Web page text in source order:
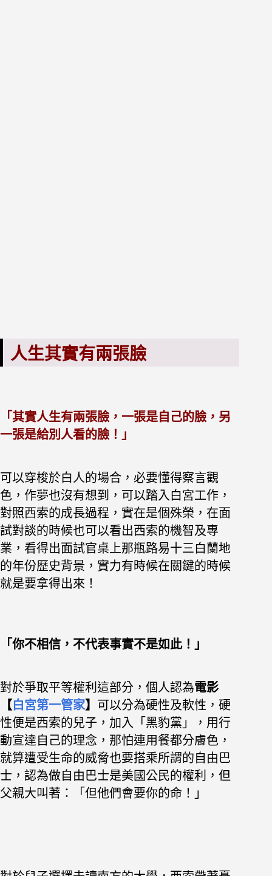
人生其實有兩張臉
「 其實人生有兩張臉，一張是自己的臉， 另
一張是給別人看的臉！」
可以穿梭於白人的場合，必要懂得察言觀
色， 作夢也沒有想到，可以踏入白宮工作，
對照西索的成長過程，實在是個殊榮， 在面
試對談的時候也可以看出西索的機智及專
業， 看得出面試官桌上那瓶路易十三白蘭地
的年份歷史背景， 實力有時候在關鍵的時候
就是要拿得出來！
「你不相信，不代表事實不是如此！」
對於爭取平等權利這部分，個人認為電影
【白宮第一管家】 可以分為硬性及軟性， 硬
性便是西索的兒子，加入「黑豹黨」， 用行
動宣達自己的理念，那怕連用餐都分膚色，
就算遭受生命的威脅也要搭乘所謂的自由巴
士， 認為做自由巴士是美國公民的權利， 但
父親大叫著：「但他們會要你的命！」